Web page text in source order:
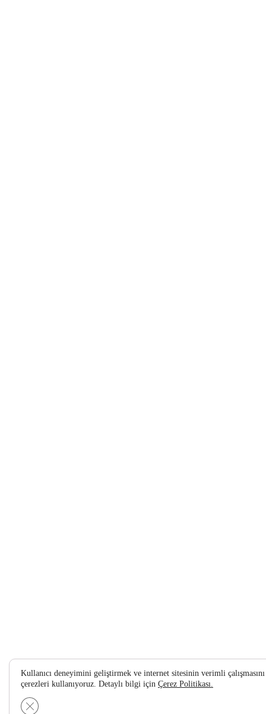
Kullanıcı deneyimini geliştirmek ve internet sitesinin verimli çalışmasını
çerezleri kullanıyoruz. Detaylı bilgi için Çerez Politikası.
GDPR çerez şeridini kapat